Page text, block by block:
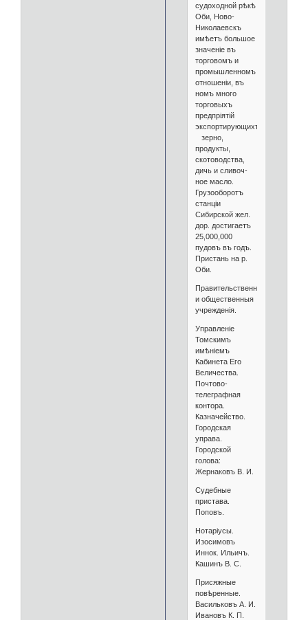
судоходной рѣкѣ
Оби, Ново-
Николаевскъ
имѣетъ большое
значеніе въ
торговомъ и
промышленномъ
отношеніи, въ
номъ много
торговыхъ
предпріятій
экспортирующихъ
зерно,
продукты,
скотоводства,
дичь и сливоч-
ное масло.
Грузооборотъ
станціи
Сибирской жел.
дор. достигаетъ
25,000,000
пудовъ въ годъ.
Пристань на р.
Оби.
Правительственныя
и общественныя
учрежденія.
Управленіе
Томскимъ
имѣніемъ
Кабинета Его
Величества.
Почтово-
телеграфная
контора.
Казначейство.
Городская
управа.
Городской
голова:
Жернаковъ В. И.
Судебные
пристава.
Поповъ.
Нотаріусы.
Изосимовъ
Иннок. Ильичъ.
Кашинъ В. С.
Присяжные
повѣренные.
Васильковъ А. И.
Ивановъ К. П.